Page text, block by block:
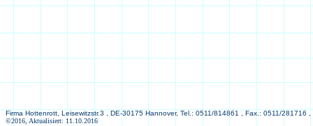
Firma Hottenrott, Leisewitzstr.3 , DE-30175 Hannover, Tel.: 0511/814861 , Fax.: 0511/281716
©2016, Aktualisiert: 11.10.2016